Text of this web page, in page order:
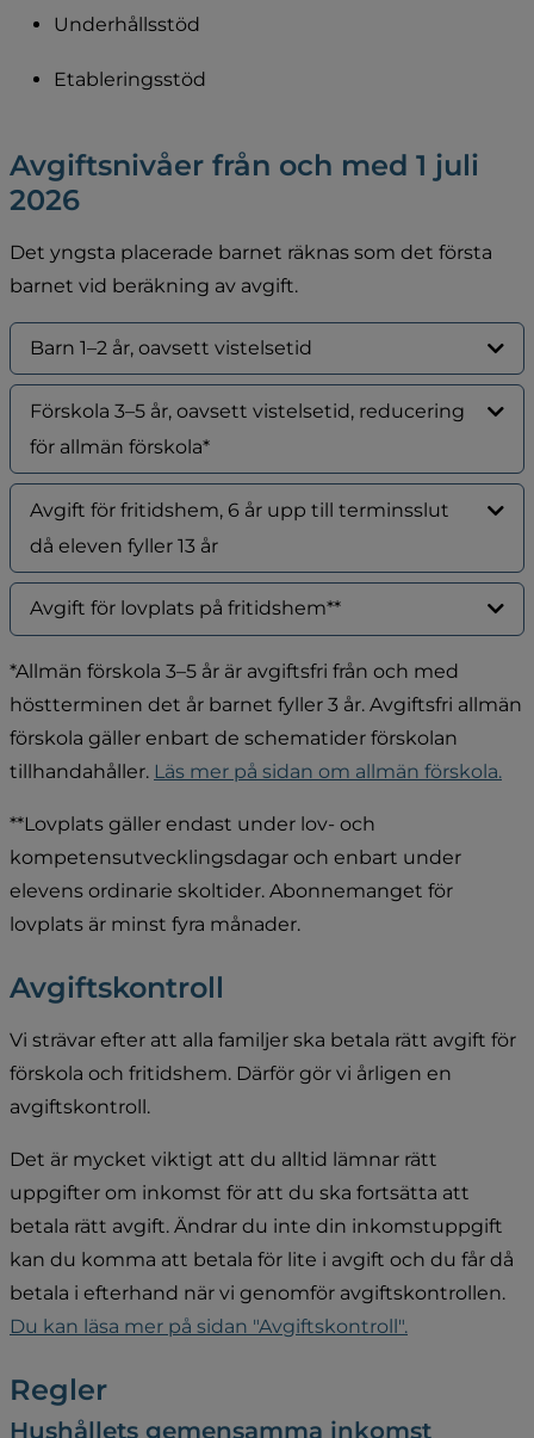
Underhållsstöd
Etableringsstöd
Avgiftsnivåer från och med 1 juli
2026
Det yngsta placerade barnet räknas som det första
barnet vid beräkning av avgift.
Barn 1–2 år, oavsett vistelsetid
Förskola 3–5 år, oavsett vistelsetid, reducering
för allmän förskola*
Avgift för fritidshem, 6 år upp till terminsslut
då eleven fyller 13 år
Avgift för lovplats på fritidshem**
*Allmän förskola 3–5 år är avgiftsfri från och med
höstterminen det år barnet fyller 3 år. Avgiftsfri allmän
förskola gäller enbart de schematider förskolan
tillhandahåller. Läs mer på sidan om allmän förskola.
**Lovplats gäller endast under lov- och
kompetensutvecklingsdagar och enbart under
elevens ordinarie skoltider. Abonnemanget för
lovplats är minst fyra månader.
Avgiftskontroll
Vi strävar efter att alla familjer ska betala rätt avgift för
förskola och fritidshem. Därför gör vi årligen en
avgiftskontroll.
Det är mycket viktigt att du alltid lämnar rätt
uppgifter om inkomst för att du ska fortsätta att
betala rätt avgift. Ändrar du inte din inkomstuppgift
kan du komma att betala för lite i avgift och du får då
Du kan läsa mer på sidan "Avgiftskontroll".
Regler
Hushållets gemensamma inkomst